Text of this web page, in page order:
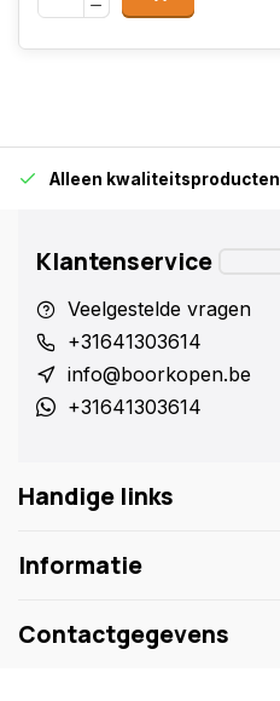
Alleen kwaliteitsproducten
Klantenservice
Veelgestelde vragen
+31641303614
info@boorkopen.be
+31641303614
Handige links
Informatie
Contactgegevens